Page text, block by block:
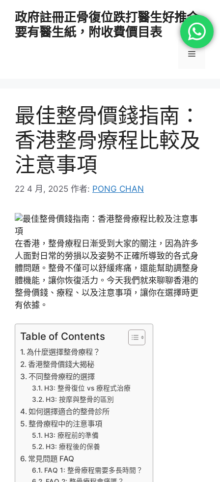
政府註冊正骨復位跌打醫生好推介
要有醫生紙，附收費價目表
選
最佳整骨價錢指南：
香港整骨療程比較及
注意事項
22 4 月, 2025 作者: PONG CHAN
在香港，整骨療程日漸受到大家的關注，因為許多
人面對日常的勞損以及姿勢不正確所導致的各式身
體問題。整骨不僅可以舒緩疼痛，還能幫助調整身
體機能，讓你恢復活力。今天我們就來聊聊香港的
整骨價錢、療程、以及注意事項，讓你在選擇時更
有依據。
Table of Contents
為什麼選擇整骨療程？
香港整骨價錢大揭秘
不同整骨療程的選擇
H3: 整骨復位 vs 療程式治療
H3: 按摩與整骨的區別
如何選擇適合的整骨診所
整骨療程中的注意事項
H3: 療程前的準備
H3: 療程後的保養
常見問題 FAQ
FAQ 1: 整骨療程需要多長時間？